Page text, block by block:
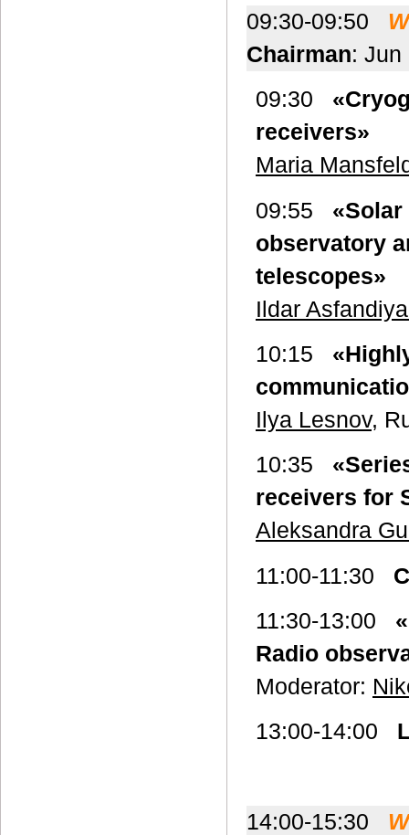
09:30-09:50
Chairman: Jun
09:30
receivers»
Maria
09:55
observatory
telescopes»
Ildar
10:15
Ilya Lesnov,
10:35
receivers for
Aleksandra
11:00-11:30
11:30-13:00
Radio
Moderator:
13:00-14:00
14:00-15:30